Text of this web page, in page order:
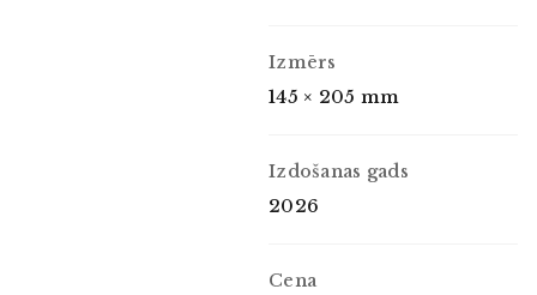
Izmērs
145 × 205 mm
Izdošanas gads
2026
Cena